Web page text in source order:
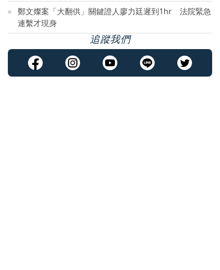
鄭文燦案「大翻供」關鍵證人廖力廷遲到1hr 法院緊急
連繫才現身
追蹤我們